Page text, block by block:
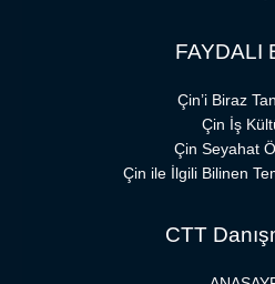
FAYDALI
Çin’i Biraz
Çin İş
Çin Seyahat
Çin ile İlgili Bilinen
CTT